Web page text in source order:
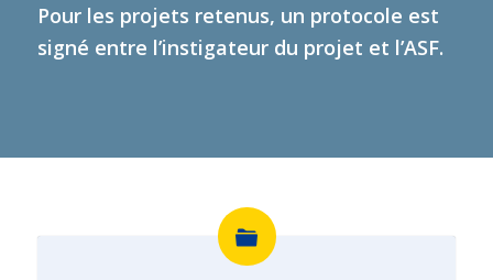
Pour les projets retenus, un protocole est
signé entre l’instigateur du projet et l’ASF.